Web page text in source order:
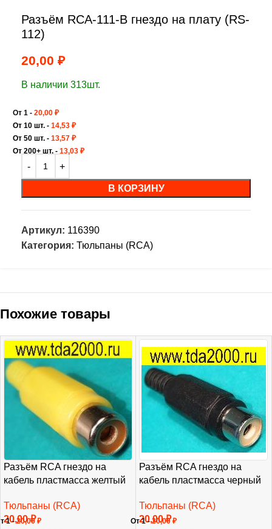
Разъём RCA-111-B гнездо на плату (RS-
112)
20,00 ₽
В наличии 313шт.
От 1 - 20,00 ₽
От 10 шт. - 14,53 ₽
От 50 шт. - 13,57 ₽
От 200+ шт. - 13,03 ₽
В КОРЗИНУ
Артикул: 116390
Категория: Тюльпаны (RCA)
Похожие товары
Разъём RCA гнездо на
кабель пластмасса желтый
Тюльпаны (RCA)
20,00₽
1 -20,00₽
Разъём RCA гнездо на
кабель пластмасса черный
Тюльпаны (RCA)
20,00₽
От 1 -20,00₽